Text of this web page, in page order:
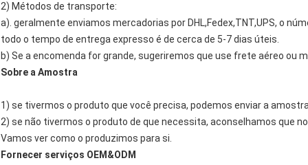
2) Métodos de transporte:
a). geralmente enviamos mercadorias por DHL,Fedex,TNT,UPS, o
todo o tempo de entrega expresso é de cerca de 5-7 dias úteis.
b) Se a encomenda for grande, sugeriremos que use frete aéreo ou
Sobre a Amostra
1) se tivermos o produto que você precisa, podemos enviar a
2) se não tivermos o produto de que necessita, aconselhamos que
Vamos ver como o produzimos para si.
Fornecer serviços OEM&ODM